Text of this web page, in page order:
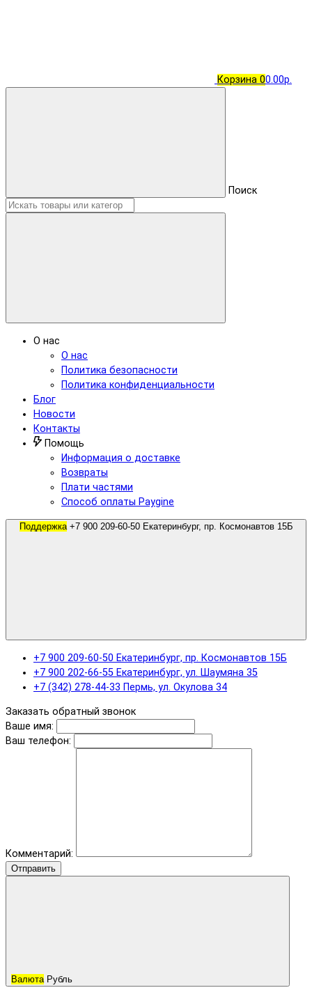
Корзина 00.00р.
Поиск
О нас
О нас
Политика безопасности
Политика конфиденциальности
Блог
Новости
Контакты
Помощь
Информация о доставке
Возвраты
Плати частями
Способ оплаты Paygine
Поддержка
+7 900 209-60-50 Екатеринбург, пр. Космонавтов 15Б
+7 900 202-66-55 Екатеринбург, ул. Шаумяна 35
+7 (342) 278-44-33 Пермь, ул. Окулова 34
Заказать обратный звонок
Ваше имя:
Ваш телефон:
Комментарий:
Отправить
Валюта Рубль